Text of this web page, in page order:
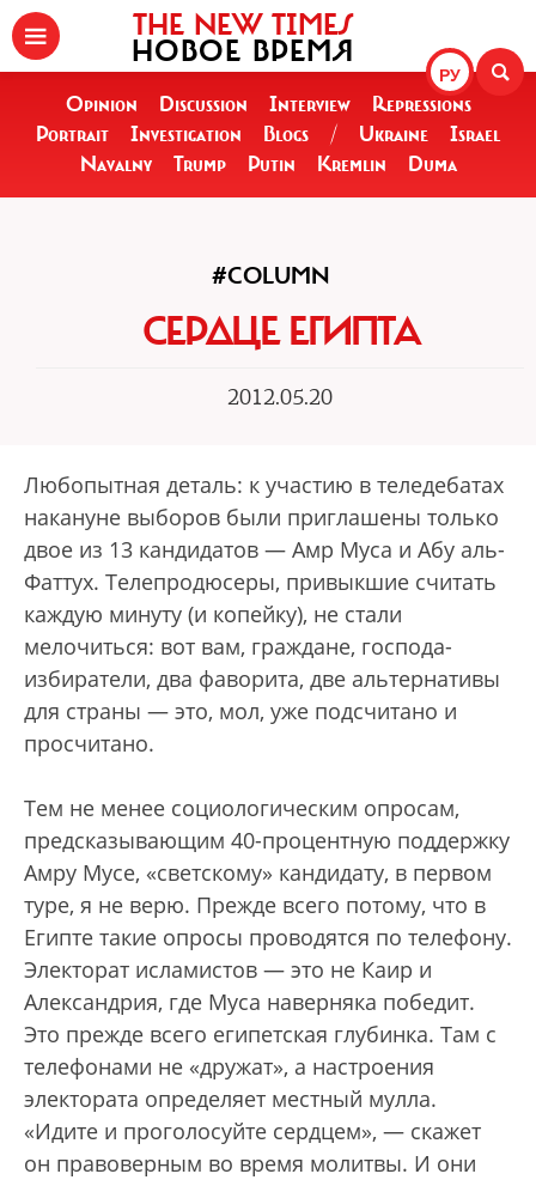
РУ
THE NEW TIMES
НОВОЕ ВРЕМЯ
Opinion Discussion Interview
Repressions
Portrait
Investigation Blogs / Ukraine
Israel
Navalny
Trump Putin Kremlin Duma
#COLUMN
СЕРДЦЕ ЕГИПТА
2012.05.20
Любопытная деталь: к участию в теледебатах
накануне выборов были приглашены только
двое из 13 кандидатов — Амр Муса и Абу аль-
Фаттух. Телепродюсеры, привыкшие считать
каждую минуту (и копейку), не стали
мелочиться: вот вам, граждане, господа-
избиратели, два фаворита, две альтернативы
для страны — это, мол, уже подсчитано и
просчитано.
Тем не менее социологическим опросам,
предсказывающим 40-процентную поддержку
Амру Мусе, «светскому» кандидату, в первом
туре, я не верю. Прежде всего потому, что в
Египте такие опросы проводятся по телефону.
Электорат исламистов — это не Каир и
Александрия, где Муса наверняка победит.
Это прежде всего египетская глубинка. Там с
телефонами не «дружат», а настроения
электората определяет местный мулла.
«Идите и проголосуйте сердцем», — скажет
он правоверным во время молитвы. И они